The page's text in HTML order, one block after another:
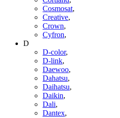
Cosmosat,
Creative,
Crown,
Cyfron,
D
D-color,
D-link,
Daewoo,
Dahatsu,
Daihatsu,
Daikin,
Dali,
Dantex,